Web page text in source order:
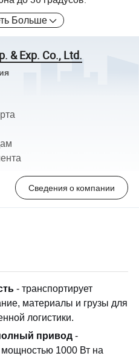
Больше
& Exp. Co., Ltd.
Сведения о компании
- транспортирует
материалы и грузы для
логистики.
привод -
1000 Вт на